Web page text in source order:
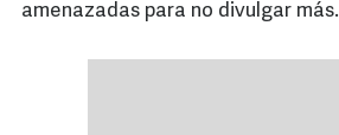
amenazadas para no divulgar más.